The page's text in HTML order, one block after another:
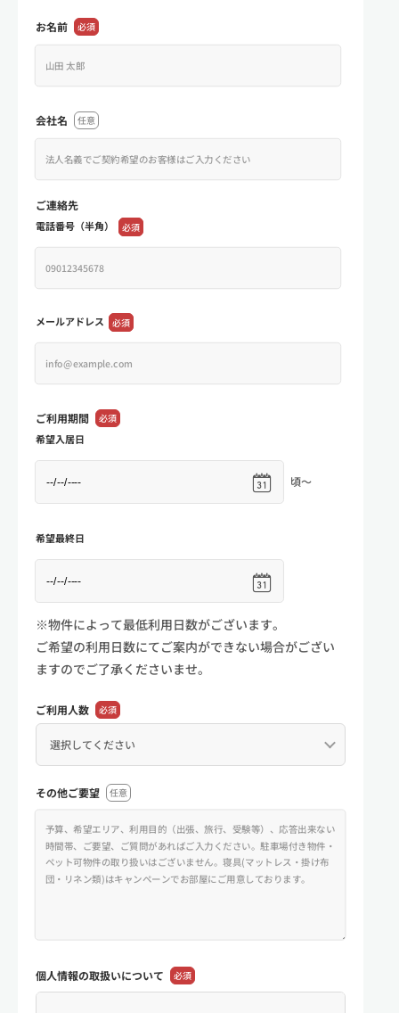
お名前 必須
会社名 任意
ご連絡先
電話番号（半角） 必須
メールアドレス 必須
ご利用期間 必須
希望入居日
頃～
希望最終日
※物件によって最低利用日数がございます。
ご希望の利用日数にてご案内ができない場合がござい
ますのでご了承くださいませ。
ご利用人数 必須
その他ご要望 任意
個人情報の取扱いについて 必須